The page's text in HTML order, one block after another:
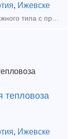
, Ижевске
Реализуем колесные пары ТГМ23 бандажного типа с противовесами и пальцами для спарников ЭК Факт, ООО, Ижевск, RU Иван, менеджер Тел: +7 (3412) 918-400 ЭК Факт, ООО, Ижевск, R
тепловоза
, Ижевске